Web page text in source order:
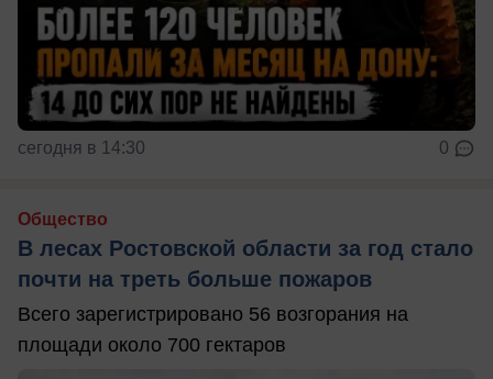
сегодня в 14:30 0
Общество
В лесах Ростовской области за год стало
почти на треть больше пожаров
Всего зарегистрировано 56 возгорания на
площади около 700 гектаров